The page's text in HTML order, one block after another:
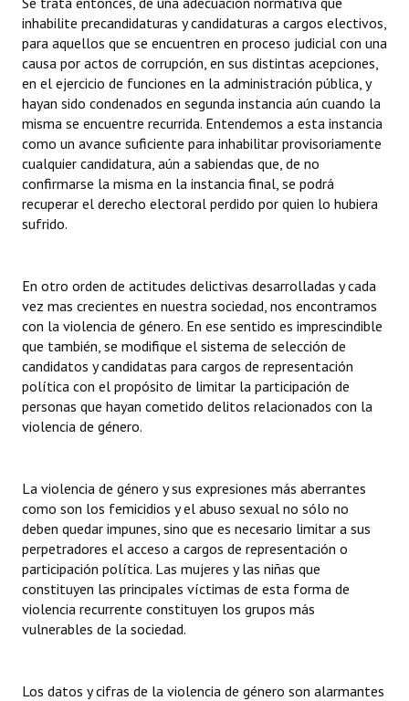
inhabilite precandidaturas y candidaturas a cargos electivos,
para aquellos que se encuentren en proceso judicial con una
causa por actos de corrupción, en sus distintas acepciones,
en el ejercicio de funciones en la administración pública, y
hayan sido condenados en segunda instancia aún cuando la
misma se encuentre recurrida. Entendemos a esta instancia
como un avance suficiente para inhabilitar provisoriamente
cualquier candidatura, aún a sabiendas que, de no
confirmarse la misma en la instancia final, se podrá
recuperar el derecho electoral perdido por quien lo hubiera
sufrido.
En otro orden de actitudes delictivas desarrolladas y cada
vez mas crecientes en nuestra sociedad, nos encontramos
con la violencia de género. En ese sentido es imprescindible
que también, se modifique el sistema de selección de
candidatos y candidatas para cargos de representación
política con el propósito de limitar la participación de
personas que hayan cometido delitos relacionados con la
violencia de género.
La violencia de género y sus expresiones más aberrantes
como son los femicidios y el abuso sexual no sólo no
deben quedar impunes, sino que es necesario limitar a sus
perpetradores el acceso a cargos de representación o
participación política. Las mujeres y las niñas que
constituyen las principales víctimas de esta forma de
violencia recurrente constituyen los grupos más
vulnerables de la sociedad.
Los datos y cifras de la violencia de género son alarmantes